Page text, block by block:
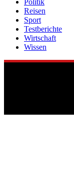
Reisen
Sport
Testberichte
Wirtschaft
Wissen